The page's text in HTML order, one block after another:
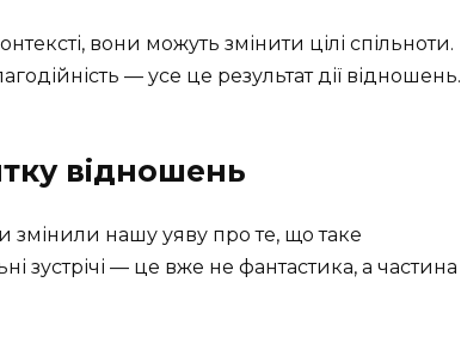
вони можуть змінити цілі спільноти.
— усе це результат дії відношень.
відношень
змінили нашу уяву про те, що таке
зустрічі — це вже не фантастика, а частина